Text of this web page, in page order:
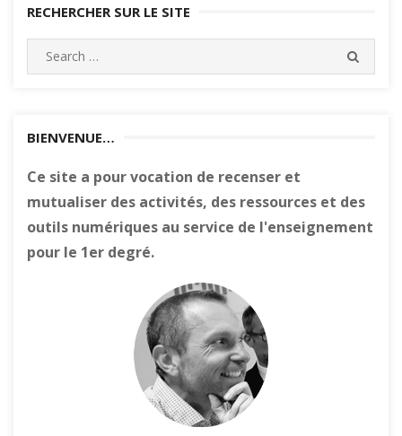
RECHERCHER SUR LE SITE
BIENVENUE…
Ce site a pour vocation de recenser et
mutualiser des activités, des ressources et des
outils numériques au service de l'enseignement
pour le 1er degré.